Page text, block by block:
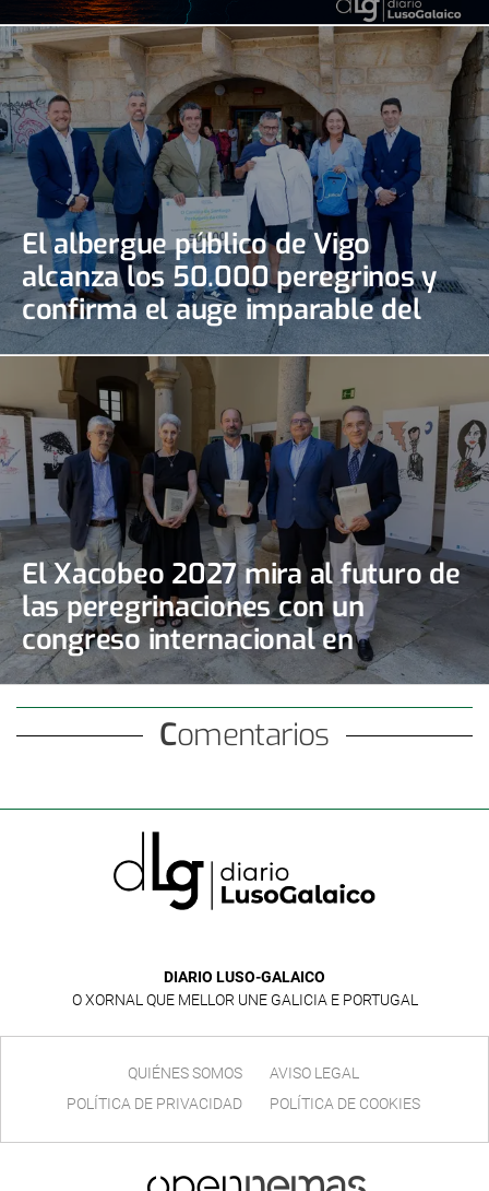
El albergue público de Vigo
alcanza los 50.000 peregrinos y
confirma el auge imparable del
Camino Portugués de la Costa
El Xacobeo 2027 mira al futuro de
las peregrinaciones con un
congreso internacional en
Santiago
Comentarios
DIARIO LUSO-GALAICO
O XORNAL QUE MELLOR UNE GALICIA E PORTUGAL
QUIÉNES SOMOS
AVISO LEGAL
POLÍTICA DE PRIVACIDAD
POLÍTICA DE COOKIES